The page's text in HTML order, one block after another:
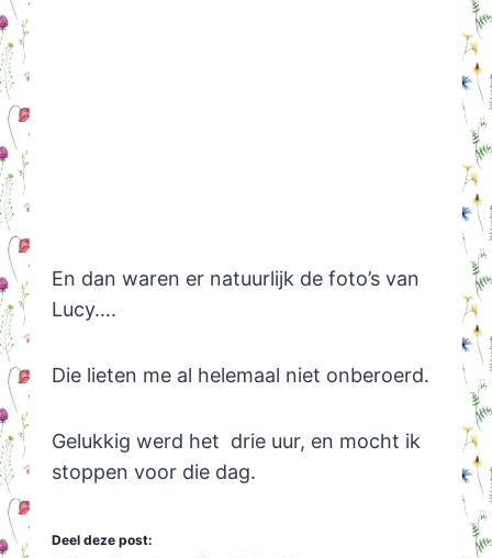
En dan waren er natuurlijk de foto’s van
Lucy….
Die lieten me al helemaal niet onberoerd.
Gelukkig werd het drie uur, en mocht ik
stoppen voor die dag.
Deel deze post: